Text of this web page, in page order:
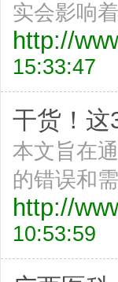
实会影响
http://
15:33:47
干货！这
本文旨在
的错误和
http://
10:53:59